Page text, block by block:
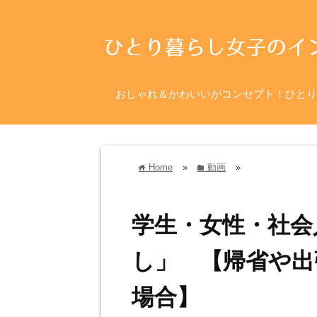
おしゃれ＆かわいいがコンセプト！ひと
home Home » folder 動画 »
学生・女性・社
し」 【帰省や出
場合】